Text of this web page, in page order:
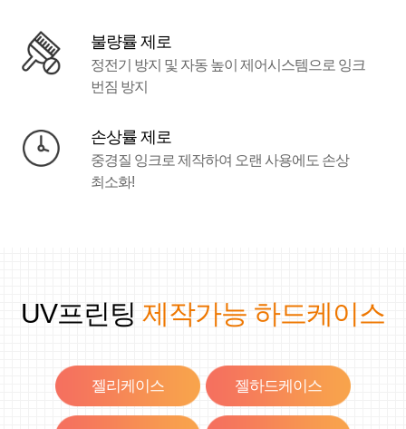
불량률 제로
정전기 방지 및 자동 높이 제어시스템으로 잉크
번짐 방지
손상률 제로
중경질 잉크로 제작하여 오랜 사용에도 손상
최소화!
UV프린팅 제작가능 하드케이스
젤리케이스 젤하드케이스